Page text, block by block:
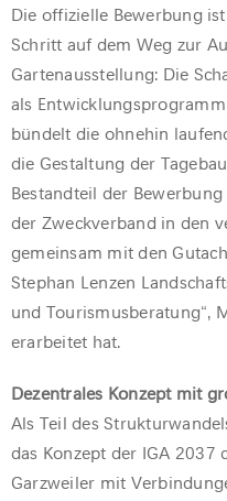
Die offizielle Bewerbung
Schritt auf dem Weg zur
Gartenausstellung: Die
als
bündelt die ohnehin
die Gestaltung der
Bestandteil der
der Zweckverband in den
gemeinsam mit den
Stephan Lenzen
und Tourismusberatung“,
erarbeitet hat.
Dezentrales Konzept mit
Als Teil des
das Konzept der IGA 2037
Garzweiler mit